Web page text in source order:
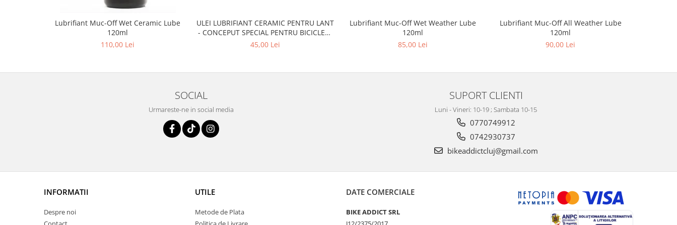
Lubrifiant Muc-Off Wet Ceramic Lube
120ml
110,00 Lei
ULEI LUBRIFIANT CERAMIC PENTRU LANT
- CONCEPUT SPECIAL PENTRU BICICLETE
ELCTRICE E-BIKE - WET - 50ML
45,00 Lei
Lubrifiant Muc-Off Wet Weather Lube
120ml
85,00 Lei
Lubrifiant Muc-Off All Weather Lube
120ml
90,00 Lei
SOCIAL
Urmareste-ne in social media
SUPORT CLIENTI
Luni - Vineri: 10-19 ; Sambata 10-15
0770749912
0742930737
bikeaddictcluj@gmail.com
INFORMATII
Despre noi
UTILE
Metode de Plata
DATE COMERCIALE
BIKE ADDICT SRL